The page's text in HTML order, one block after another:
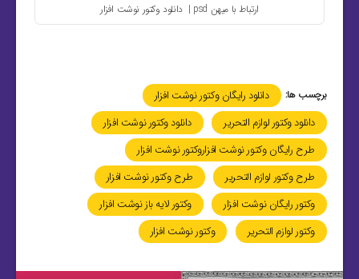
ارتباط با میهن psd | دانلود وکتور نوشت افزار
برچسب ها:
دانلود رایگان وکتور نوشت افزار
دانلود وکتور لوازم التحریر
دانلود وکتور نوشت افزار
طرح رایگان وکتور نوشت افزاروکتور نوشت افزار
طرح وکتور لوازم التحریر
طرح وکتور نوشت افزار
وکتور رایگان نوشت افزار
وکتور لایه باز نوشت افزار
وکتور لوازم التحریر
وکتور نوشت افزار